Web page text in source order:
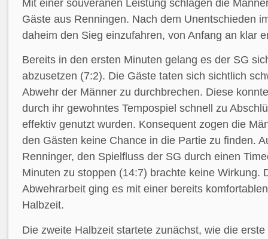
Mit einer souveränen Leistung schlagen die
Gäste aus Renningen. Nach dem Unentschieden
daheim den Sieg einzufahren, von Anfang an klar
Bereits in den ersten Minuten gelang es der SG
abzusetzen (7:2). Die Gäste taten sich sichtlich
Abwehr der Männer zu durchbrechen. Diese
durch ihr gewohntes Tempospiel schnell zu
effektiv genutzt wurden. Konsequent zogen die
den Gästen keine Chance in die Partie zu finden.
Renninger, den Spielfluss der SG durch einen
Minuten zu stoppen (14:7) brachte keine Wirkung.
Abwehrarbeit ging es mit einer bereits
Halbzeit.
Die zweite Halbzeit startete zunächst, wie die